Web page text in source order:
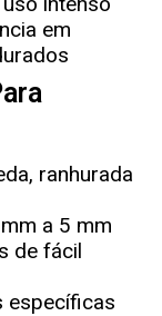
em
ranhurada
a 5 mm
de fácil
específicas